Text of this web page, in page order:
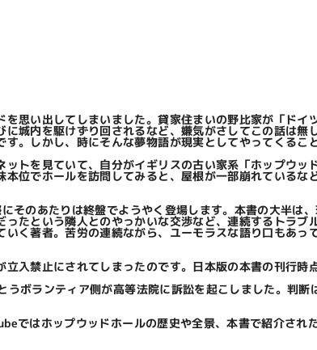
思い出してしまいました。貸家住まいの野比家が「ドイ
城内を駆けずり回されるなど、嫌気がさしてこの話は
。しかし、時にそんな夢物語が現実としてやってくるこ
トを見ていて、自分がイギリスの古い家系「ホップウッ
位でホールを訪問してみると、屋根が一部崩れている
のあたりは終盤でようやく登場します。本書の大半は
たという隣人とのやっかいな交渉など、連続するトラブ
く著者。苦労の連続ながら、ユーモラスな語り口もあっ
入禁止にされてしまったのです。日本版の本書の刊行時
ボランティア側が高等法院に訴訟を起こしました。判
ではホップウッドホールの歴史や全景、本書で紹介され